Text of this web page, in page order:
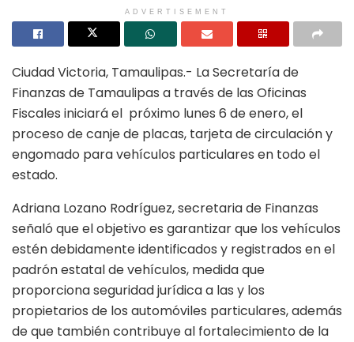
ADVERTISEMENT
Ciudad Victoria, Tamaulipas.- La Secretaría de
Finanzas de Tamaulipas a través de las Oficinas
Fiscales iniciará el próximo lunes 6 de enero, el
proceso de canje de placas, tarjeta de circulación y
engomado para vehículos particulares en todo el
estado.
Adriana Lozano Rodríguez, secretaria de Finanzas
señaló que el objetivo es garantizar que los vehículos
estén debidamente identificados y registrados en el
padrón estatal de vehículos, medida que
proporciona seguridad jurídica a las y los
propietarios de los automóviles particulares, además
de que también contribuye al fortalecimiento de la